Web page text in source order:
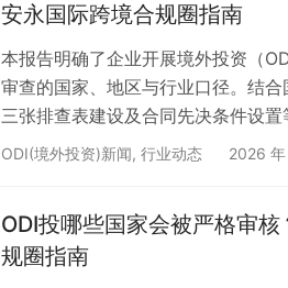
安永国际跨境合规圈指南
本报告明确了企业开展境外投资（
审查的国家、地区与行业口径。结
三张排查表建设及合同先决条件设置
ODI(境外投资)新闻, 行业动态 2026
ODI投哪些国家会被严格审
规圈指南